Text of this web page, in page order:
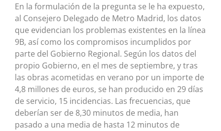
En la formulación de la pregunta se le ha expuesto,
al Consejero Delegado de Metro Madrid, los datos
que evidencian los problemas existentes en la línea
9B, así como los compromisos incumplidos por
parte del Gobierno Regional. Según los datos del
propio Gobierno, en el mes de septiembre, y tras
las obras acometidas en verano por un importe de
4,8 millones de euros, se han producido en 29 días
de servicio, 15 incidencias. Las frecuencias, que
deberían ser de 8,30 minutos de media, han
pasado a una media de hasta 12 minutos de